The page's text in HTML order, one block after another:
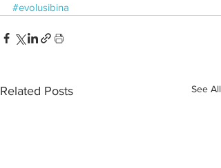
#evolusibina
Related Posts See All